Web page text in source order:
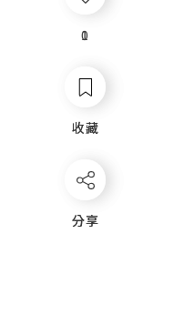
0
收藏
分享
1
收藏
分享